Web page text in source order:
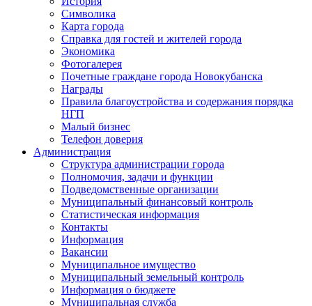
Символика
Карта города
Справка для гостей и жителей города
Экономика
Фотогалерея
Почетные граждане города Новокубанска
Награды
Правила благоустройства и содержания порядка
НГП
Малый бизнес
Телефон доверия
Администрация
Структура администрации города
Полномочия, задачи и функции
Подведомственные организации
Муниципальный финансовый контроль
Статистическая информация
Контакты
Информация
Вакансии
Муниципальное имущество
Муниципальный земельный контроль
Информация о бюджете
Муниципальная служба